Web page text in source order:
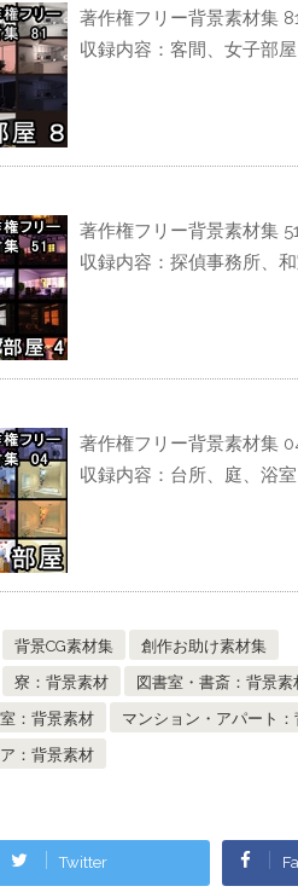
著作権フリー背景素材集
収録内容：客間、女子部
著作権フリー背景素材集
収録内容：探偵事務所、
著作権フリー背景素材集
収録内容：台所、庭、浴
背景CG素材集
創作お助け素材集
寮：背景素材 図書室・書斎：背景素
：背景素材
マンション・アパート
ア：背景素材
Twitter